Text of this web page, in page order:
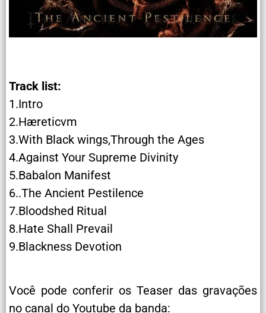
Track list:
1.Intro
2.Hæreticvm
3.With Black wings,Through the Ages
4.Against Your Supreme Divinity
5.Babalon Manifest
6..The Ancient Pestilence
7.Bloodshed Ritual
8.Hate Shall Prevail
9.Blackness Devotion
Você pode conferir os Teaser das gravações
no canal do Youtube da banda: